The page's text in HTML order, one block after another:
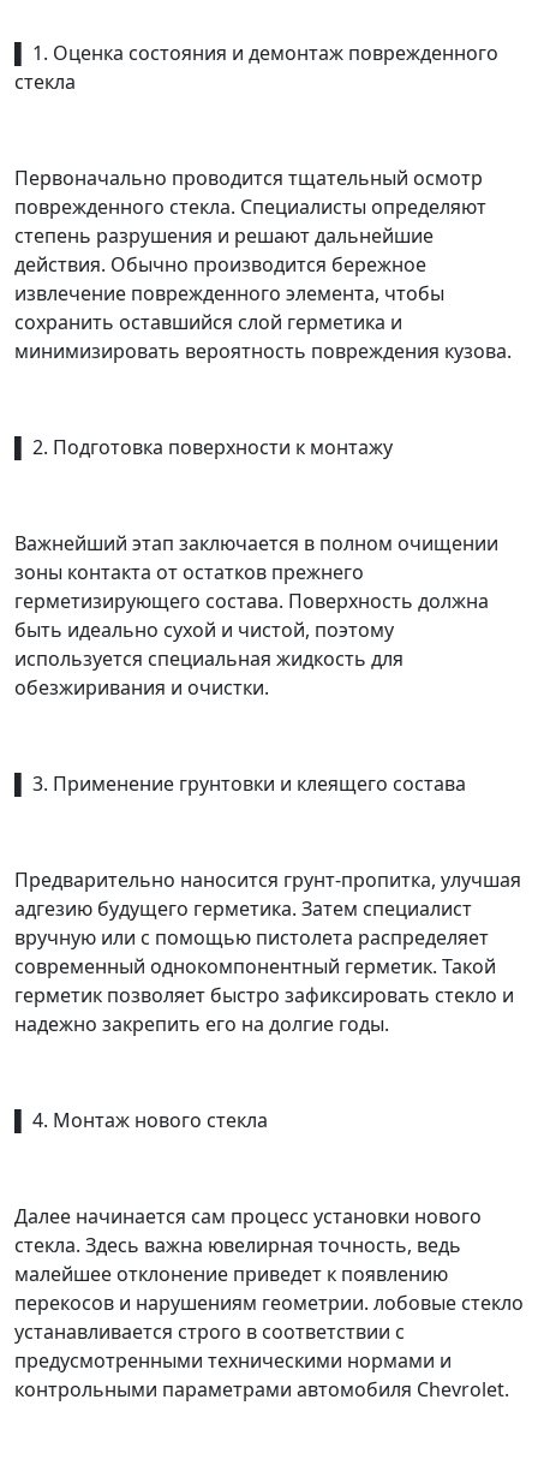
▌ 1. Оценка состояния и демонтаж поврежденного
стекла
Первоначально проводится тщательный осмотр
поврежденного стекла. Специалисты определяют
степень разрушения и решают дальнейшие
действия. Обычно производится бережное
извлечение поврежденного элемента, чтобы
сохранить оставшийся слой герметика и
минимизировать вероятность повреждения кузова.
▌ 2. Подготовка поверхности к монтажу
Важнейший этап заключается в полном очищении
зоны контакта от остатков прежнего
герметизирующего состава. Поверхность должна
быть идеально сухой и чистой, поэтому
используется специальная жидкость для
обезжиривания и очистки.
▌ 3. Применение грунтовки и клеящего состава
Предварительно наносится грунт-пропитка, улучшая
адгезию будущего герметика. Затем специалист
вручную или с помощью пистолета распределяет
современный однокомпонентный герметик. Такой
герметик позволяет быстро зафиксировать стекло и
надежно закрепить его на долгие годы.
▌ 4. Монтаж нового стекла
Далее начинается сам процесс установки нового
стекла. Здесь важна ювелирная точность, ведь
малейшее отклонение приведет к появлению
перекосов и нарушениям геометрии. лобовые стекло
устанавливается строго в соответствии с
предусмотренными техническими нормами и
контрольными параметрами автомобиля Chevrolet.